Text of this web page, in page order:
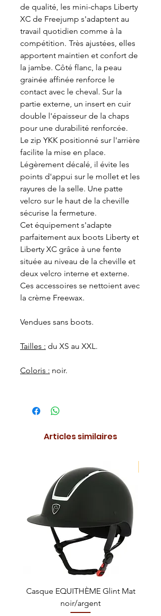
de qualité, les mini-chaps Liberty
XC de Freejump s'adaptent au
travail quotidien comme à la
compétition. Très ajustées, elles
apportent maintien et confort de
la jambe. Côté flanc, la peau
grainée affinée renforce le
contact avec le cheval. Sur la
partie externe, un insert en cuir
double l'épaisseur de la chaps
pour une durabilité renforcée.
Le zip YKK positionné sur l'arrière
facilite la mise en place.
Légèrement décalé, il évite les
points d'appui sur le mollet et les
rayures de la selle. Une patte
velcro sur le haut de la cheville
sécurise la fermeture.
Cet équipement s'adapte
parfaitement aux boots Liberty et
Liberty XC grâce à une fente
située au niveau de la cheville et
deux velcro interne et externe.
Ces accessoires se nettoient avec
la crème Freewax.
Vendues sans boots.
Tailles : du XS au XXL.
Coloris : noir.
Articles similaires
Casque EQUITHÈME Glint Mat
noir/argent